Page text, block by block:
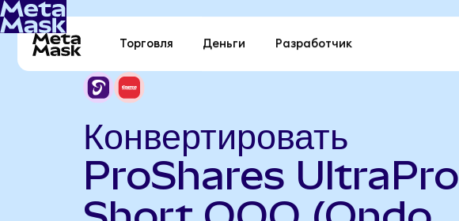
Торговля Деньги Разработчик
Конвертировать
ProShares UltraPro